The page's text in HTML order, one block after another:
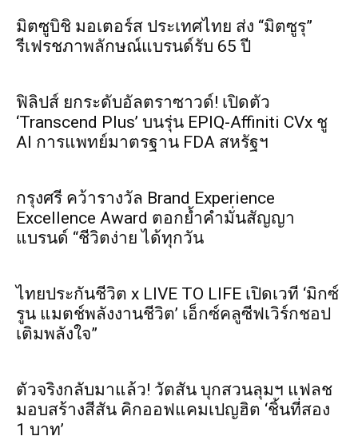
มิตซูบิชิ มอเตอร์ส ประเทศไทย ส่ง “มิตซูรุ”
รีเฟรชภาพลักษณ์แบรนด์รับ 65 ปี
ฟิลิปส์ ยกระดับอัลตราซาวด์! เปิดตัว
‘Transcend Plus’ บนรุ่น EPIQ-Affiniti CVx ชู
AI การแพทย์มาตรฐาน FDA สหรัฐฯ
กรุงศรี คว้ารางวัล Brand Experience
Excellence Award ตอกย้ำคำมั่นสัญญา
แบรนด์ “ชีวิตง่าย ได้ทุกวัน
ไทยประกันชีวิต x LIVE TO LIFE เปิดเวที ‘มิกซ์
รูน แมตช์พลังงานชีวิต’ เอ็กซ์คลูซีฟเวิร์กชอป
เติมพลังใจ”
ตัวจริงกลับมาแล้ว! วัตสัน บุกสวนลุมฯ แฟลช
มอบสร้างสีสัน คิกออฟแคมเปญฮิต ‘ชิ้นที่สอง
1 บาท’